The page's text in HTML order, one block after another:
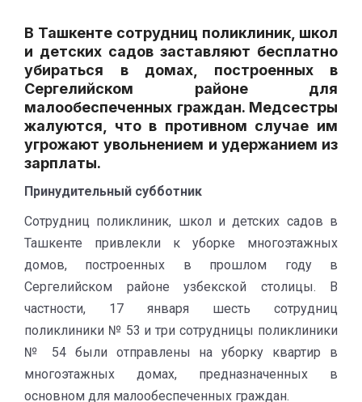
В Ташкенте сотрудниц поликлиник, школ
и детских садов заставляют бесплатно
убираться в домах, построенных в
Сергелийском районе для
малообеспеченных граждан. Медсестры
жалуются, что в противном случае им
угрожают увольнением и удержанием из
зарплаты.
Принудительный субботник
Сотрудниц поликлиник, школ и детских садов в
Ташкенте привлекли к уборке многоэтажных
домов, построенных в прошлом году в
Сергелийском районе узбекской столицы. В
частности, 17 января шесть сотрудниц
поликлиники № 53 и три сотрудницы поликлиники
№ 54 были отправлены на уборку квартир в
многоэтажных домах, предназначенных в
основном для малообеспеченных граждан.